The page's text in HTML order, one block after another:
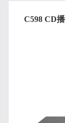
C598 CD